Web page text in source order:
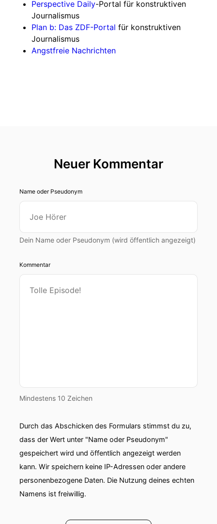
Perspective Daily-Portal für konstruktiven
Journalismus
Plan b: Das ZDF-Portal für konstruktiven
Journalismus
Angstfreie Nachrichten
Neuer Kommentar
Name oder Pseudonym
Dein Name oder Pseudonym (wird öffentlich angezeigt)
Kommentar
Mindestens 10 Zeichen
Durch das Abschicken des Formulars stimmst du zu,
dass der Wert unter "Name oder Pseudonym"
gespeichert wird und öffentlich angezeigt werden
kann. Wir speichern keine IP-Adressen oder andere
personenbezogene Daten. Die Nutzung deines echten
Namens ist freiwillig.